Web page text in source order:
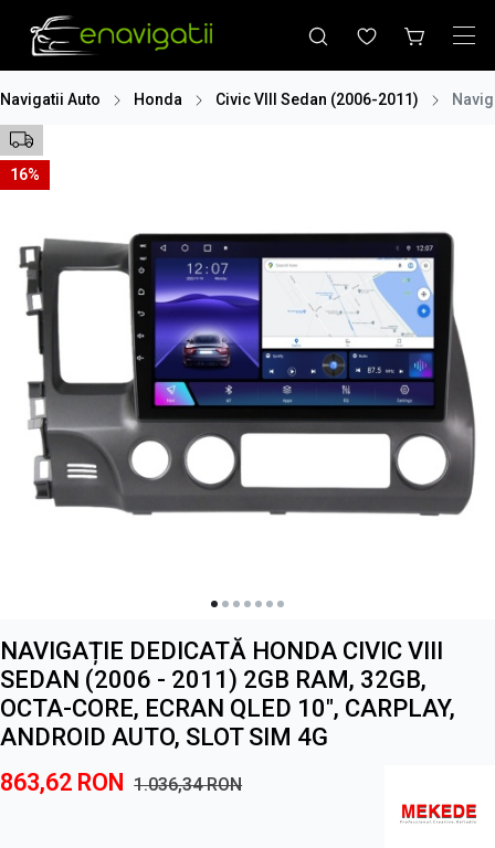
Navigatii Auto Honda Civic VIII Sedan (2006-2011)
16%
NAVIGAȚIE DEDICATĂ HONDA CIVIC VIII
SEDAN (2006 - 2011) 2GB RAM, 32GB,
OCTA-CORE, ECRAN QLED 10", CARPLAY,
ANDROID AUTO, SLOT SIM 4G
863,62 RON 1.036,34RON